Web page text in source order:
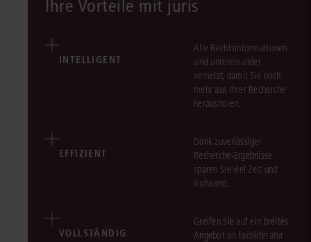
Ihre Vorteile mit juris
INTELLIGENT
Alle Rechtsinformationen
sind untereinander
vernetzt, damit Sie noch
mehr aus Ihrer Recherche
herausholen.
EFFIZIENT
Dank zuverlässiger
Recherche-Ergebnisse
sparen Sie viel Zeit und
Aufwand.
VOLLSTÄNDIG
Greifen Sie auf ein breites
Angebot an Fachliteratur